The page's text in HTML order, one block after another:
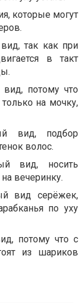
которые могут
так как при
в такт
потому что
на мочку,
вид, подбор
волос.
вид, носить
вечеринку.
вид серёжек,
по уху
потому что с
из шариков